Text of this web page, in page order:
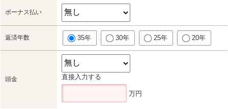
ボーナス払い
返済年数 35年 30年 25年 20年
頭金 直接入力する
万円